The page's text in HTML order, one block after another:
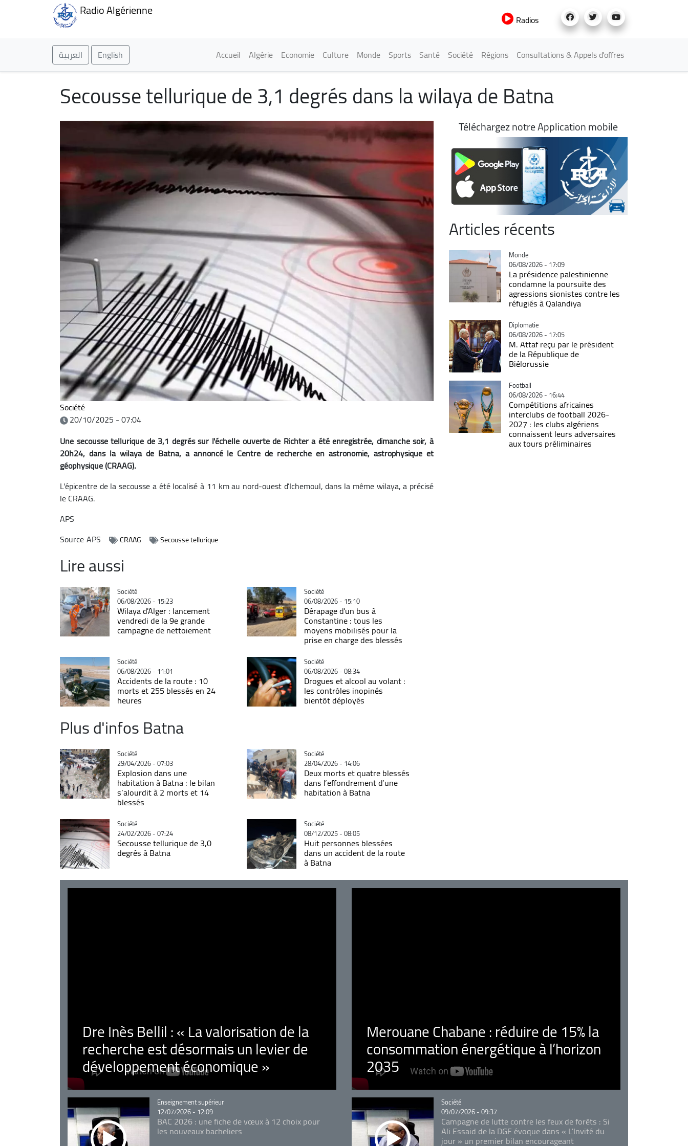
Radio Algérienne
Radios
العربية English Main navigation
Accueil Algérie Economie Culture Monde Sports Santé Société Régions Consultations & Appels d'offres
Secousse tellurique de 3,1 degrés dans la wilaya de Batna
Société
20/10/2025 - 07:04
Une secousse tellurique de 3,1 degrés sur l'échelle ouverte de Richter a été enregistrée, dimanche soir, à
20h24, dans la wilaya de Batna, a annoncé le Centre de recherche en astronomie, astrophysique et
géophysique (CRAAG).
L'épicentre de la secousse a été localisé à 11 km au nord-ouest d’Ichemoul, dans la même wilaya, a précisé
le CRAAG.
APS
SourceAPS CRAAG Secousse tellurique
Lire aussi
Catégorie
Société
06/08/2026 - 15:23
Wilaya d'Alger : lancement
vendredi de la 9e grande
campagne de nettoiement
Catégorie
Société
06/08/2026 - 15:10
Dérapage d'un bus à
Constantine : tous les
moyens mobilisés pour la
prise en charge des blessés
Catégorie
Société
06/08/2026 - 11:01
Accidents de la route : 10
morts et 255 blessés en 24
heures
Catégorie
Société
06/08/2026 - 08:34
Drogues et alcool au volant :
les contrôles inopinés
bientôt déployés
Plus d'infos Batna
Catégorie
Société
29/04/2026 - 07:03
Explosion dans une
habitation à Batna : le bilan
s’alourdit à 2 morts et 14
blessés
Catégorie
Société
28/04/2026 - 14:06
Deux morts et quatre blessés
dans l’effondrement d’une
habitation à Batna
Catégorie
Société
24/02/2026 - 07:24
Secousse tellurique de 3,0
degrés à Batna
Catégorie
Société
08/12/2025 - 08:05
Huit personnes blessées
dans un accident de la route
à Batna
Téléchargez notre Application mobile
Articles récents
Catégorie
Monde
06/08/2026 - 17:09
La présidence palestinienne
condamne la poursuite des
agressions sionistes contre les
réfugiés à Qalandiya
Catégorie
Diplomatie
06/08/2026 - 17:05
M. Attaf reçu par le président
de la République de
Biélorussie
Catégorie
Football
06/08/2026 - 16:44
Compétitions africaines
interclubs de football 2026-
2027 : les clubs algériens
connaissent leurs adversaires
aux tours préliminaires
Dre Inès Bellil : « La valorisation de la
recherche est désormais un levier de
développement économique »
Merouane Chabane : réduire de 15% la
consommation énergétique à l’horizon
2035
Catégorie
Enseignement supérieur
12/07/2026 - 12:09
BAC 2026 : une fiche de vœux à 12 choix pour
les nouveaux bacheliers
Catégorie
Société
09/07/2026 - 09:37
Campagne de lutte contre les feux de forêts : Si
Ali Essaid de la DGF évoque dans « L'Invité du
jour » un premier bilan encourageant